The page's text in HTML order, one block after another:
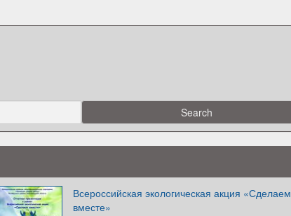
Всероссийская экологическая акция «Сделаем
вместе»